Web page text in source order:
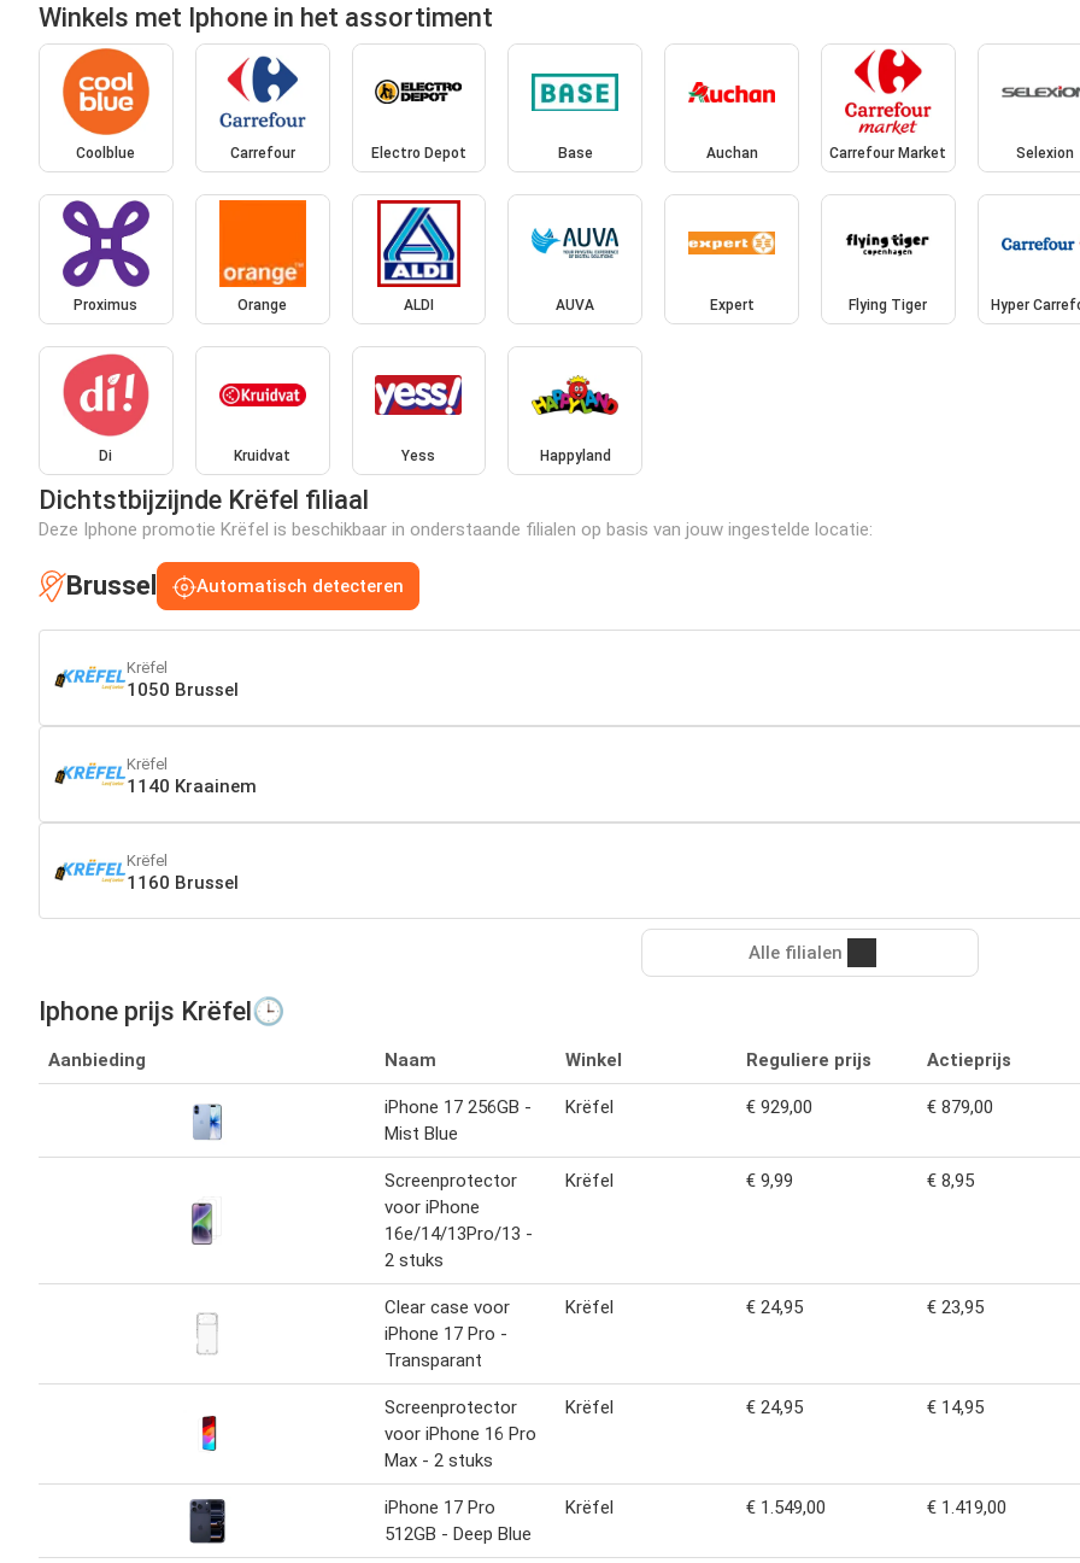
Winkels met Iphone in het assortiment
Coolblue Carrefour Electro Depot Base Auchan Carrefour Market Selexion
Proximus Orange ALDI AUVA Expert Flying Tiger Hyper
Di Kruidvat Yess Happyland
Dichtstbijzijnde Krëfel filiaal
Deze Iphone promotie Krëfel is beschikbaar in onderstaande filialen op basis van jouw ingestelde locatie:
Brussel Automatisch detecteren
Krëfel
1050 Brussel
Krëfel
1140 Kraainem
Krëfel
1160 Brussel
Alle filialen
Iphone prijs Krëfel🕒
Aanbieding Naam Winkel Reguliere prijs Actieprijs
iPhone 17 256GB -
Mist Blue
Krëfel € 929,00 € 879,00
Screenprotector
voor iPhone
16e/14/13Pro/13 -
2 stuks
Krëfel € 9,99 € 8,95
Clear case voor
iPhone 17 Pro -
Transparant
Krëfel € 24,95 € 23,95
Screenprotector
voor iPhone 16 Pro
Max - 2 stuks
Krëfel € 24,95 € 14,95
iPhone 17 Pro
512GB - Deep Blue
Krëfel € 1.549,00 € 1.419,00